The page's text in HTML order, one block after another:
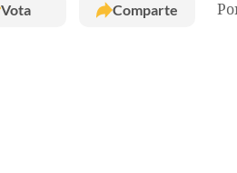
Vota Comparte